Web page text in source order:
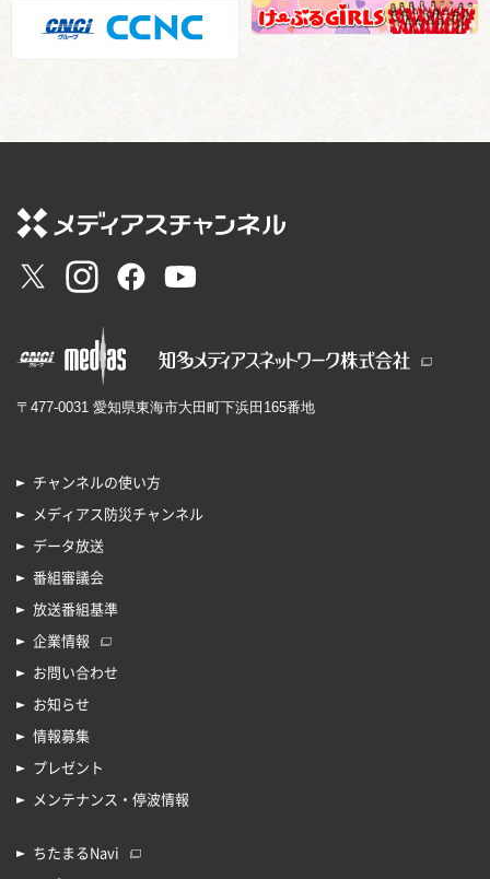
〒477-0031 愛知県東海市大田町下浜田165番地
チャンネルの使い方
メディアス防災チャンネル
データ放送
番組審議会
放送番組基準
企業情報
お問い合わせ
お知らせ
情報募集
プレゼント
メンテナンス・停波情報
ちたまるNavi